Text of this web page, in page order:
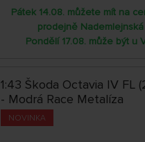
Pátek 14.08. můžete mít na
prodejně Nademlejnská
Pondělí 17.08. může být u
1:43 Škoda Octavia IV FL
- Modrá Race Metalíza
NOVINKA